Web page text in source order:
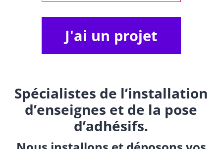
J'ai un projet
Spécialistes de l’installation
d’enseignes et de la pose
d’adhésifs.